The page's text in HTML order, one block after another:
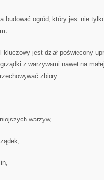
budować ogród, który jest nie
kluczowy jest dział poświęcony
z warzywami nawet na
zbiory.
warzyw,